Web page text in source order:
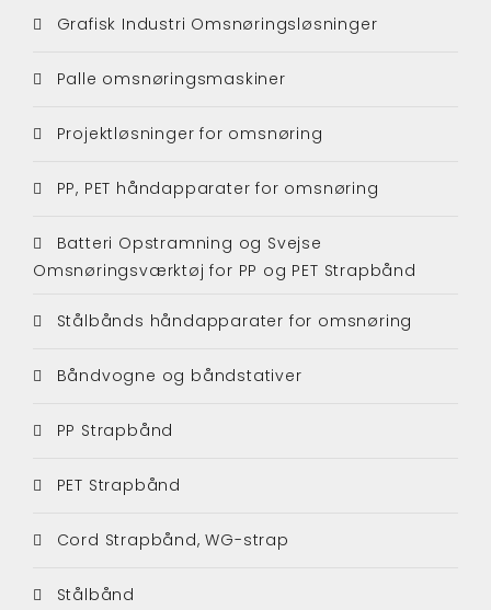
Grafisk Industri Omsnøringsløsninger
Palle omsnøringsmaskiner
Projektløsninger for omsnøring
PP, PET håndapparater for omsnøring
Batteri Opstramning og Svejse
Omsnøringsværktøj for PP og PET Strapbånd
Stålbånds håndapparater for omsnøring
Båndvogne og båndstativer
PP Strapbånd
PET Strapbånd
Cord Strapbånd, WG-strap
Stålbånd